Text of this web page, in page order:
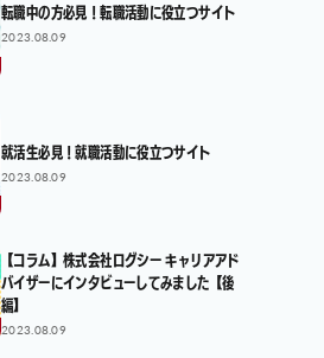
転職中の方必見！転職活動に役立つサイト
2023.08.09
就活生必見！就職活動に役立つサイト
2023.08.09
【コラム】株式会社ログシー キャリアアド
バイザーにインタビューしてみました【後
編】
2023.08.09